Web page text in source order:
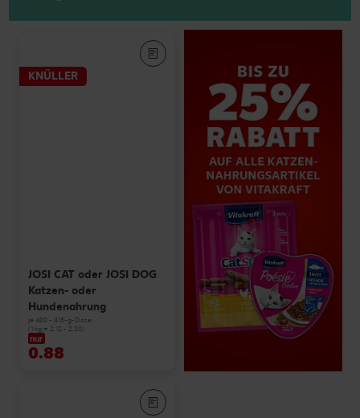
KNÜLLER
JOSI CAT oder JOSI DOG
Katzen- oder
Hundenahrung
je 400 - 415-g-Dose
(1 kg = 2.12 - 2.20)
nur
0.88